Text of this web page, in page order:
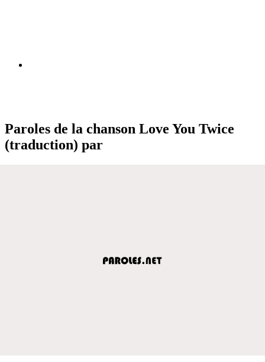
Paroles de la chanson Love You Twice
(traduction) par